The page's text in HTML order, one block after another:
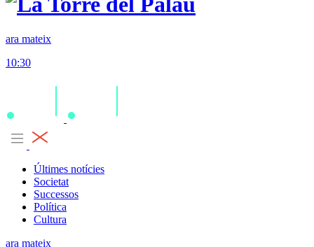
ara mateix
10:30
Últimes notícies
Societat
Successos
Política
Cultura
ara mateix